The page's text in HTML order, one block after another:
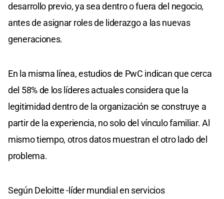
desarrollo previo, ya sea dentro o fuera del negocio,
antes de asignar roles de liderazgo a las nuevas
generaciones.
En la misma línea, estudios de PwC indican que cerca
del 58% de los líderes actuales considera que la
legitimidad dentro de la organización se construye a
partir de la experiencia, no solo del vínculo familiar. Al
mismo tiempo, otros datos muestran el otro lado del
problema.
Según Deloitte -líder mundial en servicios